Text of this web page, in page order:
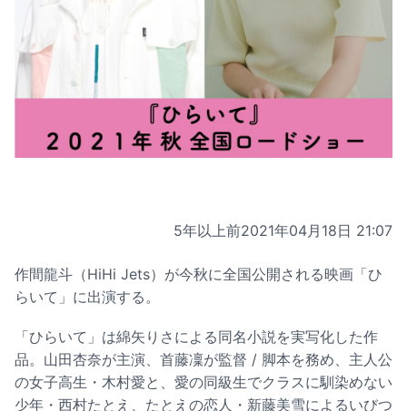
5年以上前2021年04月18日 21:07
作間龍斗（HiHi Jets）が今秋に全国公開される映画「ひ
らいて」に出演する。
「ひらいて」は綿矢りさによる同名小説を実写化した作
品。山田杏奈が主演、首藤凜が監督 / 脚本を務め、主人公
の女子高生・木村愛と、愛の同級生でクラスに馴染めない
少年・西村たとえ、たとえの恋人・新藤美雪によるいびつ